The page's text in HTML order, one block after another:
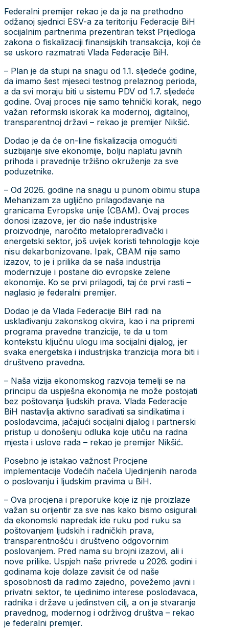
Federalni premijer rekao je da je na prethodno
odžanoj sjednici ESV-a za teritoriju Federacije BiH
socijalnim partnerima prezentiran tekst Prijedloga
zakona o fiskalizaciji finansijskih transakcija, koji će
se uskoro razmatrati Vlada Federacije BiH.
– Plan je da stupi na snagu od 1.1. sljedeće godine,
da imamo šest mjeseci testnog prelaznog perioda,
a da svi moraju biti u sistemu PDV od 1.7. sljedeće
godine. Ovaj proces nije samo tehnički korak, nego
važan reformski iskorak ka modernoj, digitalnoj,
transparentnoj državi – rekao je premijer Nikšić.
Dodao je da će on-line fiskalizacija omogućiti
suzbijanje sive ekonomije, bolju naplatu javnih
prihoda i pravednije tržišno okruženje za sve
poduzetnike.
– Od 2026. godine na snagu u punom obimu stupa
Mehanizam za ugljično prilagođavanje na
granicama Evropske unije (CBAM). Ovaj proces
donosi izazove, jer dio naše industrijske
proizvodnje, naročito metaloprerađivački i
energetski sektor, još uvijek koristi tehnologije koje
nisu dekarbonizovane. Ipak, CBAM nije samo
izazov, to je i prilika da se naša industrija
modernizuje i postane dio evropske zelene
ekonomije. Ko se prvi prilagodi, taj će prvi rasti –
naglasio je federalni premijer.
Dodao je da Vlada Federacije BiH radi na
usklađivanju zakonskog okvira, kao i na pripremi
programa pravedne tranzicije, te da u tom
kontekstu ključnu ulogu ima socijalni dijalog, jer
svaka energetska i industrijska tranzicija mora biti i
društveno pravedna.
– Naša vizija ekonomskog razvoja temelji se na
principu da uspješna ekonomija ne može postojati
bez poštovanja ljudskih prava. Vlada Federacije
BiH nastavlja aktivno sarađivati sa sindikatima i
poslodavcima, jačajući socijalni dijalog i partnerski
pristup u donošenju odluka koje utiču na radna
mjesta i uslove rada – rekao je premijer Nikšić.
Posebno je istakao važnost Procjene
implementacije Vodećih načela Ujedinjenih naroda
o poslovanju i ljudskim pravima u BiH.
– Ova procjena i preporuke koje iz nje proizlaze
važan su orijentir za sve nas kako bismo osigurali
da ekonomski napredak ide ruku pod ruku sa
poštovanjem ljudskih i radničkih prava,
transparentnošću i društveno odgovornim
poslovanjem. Pred nama su brojni izazovi, ali i
nove prilike. Uspjeh naše privrede u 2026. godini i
godinama koje dolaze zavisit će od naše
sposobnosti da radimo zajedno, povežemo javni i
privatni sektor, te ujedinimo interese poslodavaca,
radnika i države u jedinstven cilj, a on je stvaranje
pravednog, modernog i održivog društva – rekao
je federalni premijer.